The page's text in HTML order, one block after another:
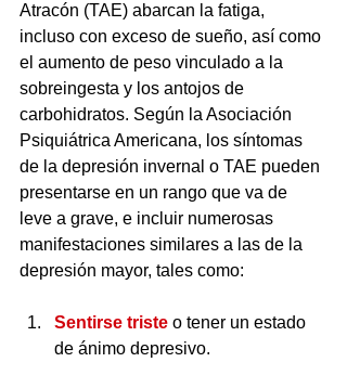
Atracón (TAE) abarcan la fatiga,
incluso con exceso de sueño, así como
el aumento de peso vinculado a la
sobreingesta y los antojos de
carbohidratos. Según la Asociación
Psiquiátrica Americana, los síntomas
de la depresión invernal o TAE pueden
presentarse en un rango que va de
leve a grave, e incluir numerosas
manifestaciones similares a las de la
depresión mayor, tales como:
Sentirse triste o tener un estado
de ánimo depresivo.